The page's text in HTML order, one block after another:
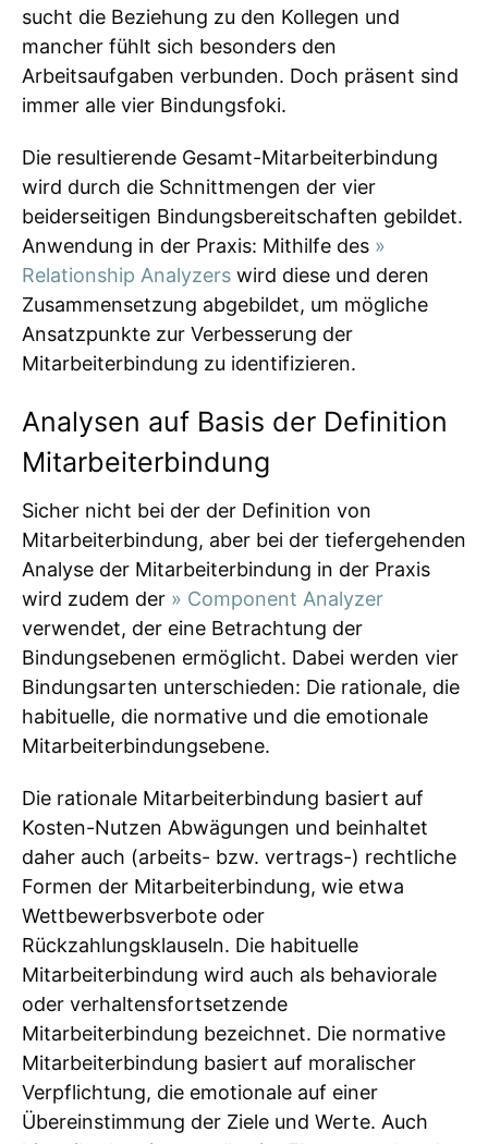
sucht die Beziehung zu den Kollegen und
mancher fühlt sich besonders den
Arbeitsaufgaben verbunden. Doch präsent sind
immer alle vier Bindungsfoki.
Die resultierende Gesamt-Mitarbeiterbindung
wird durch die Schnittmengen der vier
beiderseitigen Bindungsbereitschaften gebildet.
Anwendung in der Praxis: Mithilfe des »
Relationship Analyzers wird diese und deren
Zusammensetzung abgebildet, um mögliche
Ansatzpunkte zur Verbesserung der
Mitarbeiterbindung zu identifizieren.
Analysen auf Basis der Definition
Mitarbeiterbindung
Sicher nicht bei der der Definition von
Mitarbeiterbindung, aber bei der tiefergehenden
Analyse der Mitarbeiterbindung in der Praxis
wird zudem der » Component Analyzer
verwendet, der eine Betrachtung der
Bindungsebenen ermöglicht. Dabei werden vier
Bindungsarten unterschieden: Die rationale, die
habituelle, die normative und die emotionale
Mitarbeiterbindungsebene.
Die rationale Mitarbeiterbindung basiert auf
Kosten-Nutzen Abwägungen und beinhaltet
daher auch (arbeits- bzw. vertrags-) rechtliche
Formen der Mitarbeiterbindung, wie etwa
Wettbewerbsverbote oder
Rückzahlungsklauseln. Die habituelle
Mitarbeiterbindung wird auch als behaviorale
oder verhaltensfortsetzende
Mitarbeiterbindung bezeichnet. Die normative
Mitarbeiterbindung basiert auf moralischer
Verpflichtung, die emotionale auf einer
Übereinstimmung der Ziele und Werte. Auch